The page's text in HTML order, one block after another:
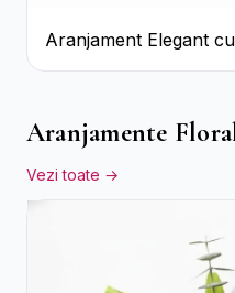
Aranjament Elegant
Flori Galbene.
Aranjamente
Vezi toate →